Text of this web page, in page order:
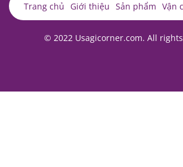
Trang chủ Giới thiệu Sản phẩm Vận
© 2022 Usagicorner.com. All